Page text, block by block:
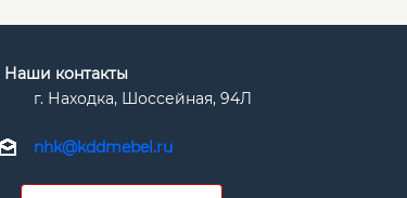
Наши контакты
г. Находка, Шоссейная, 94Л
nhk@kddmebel.ru